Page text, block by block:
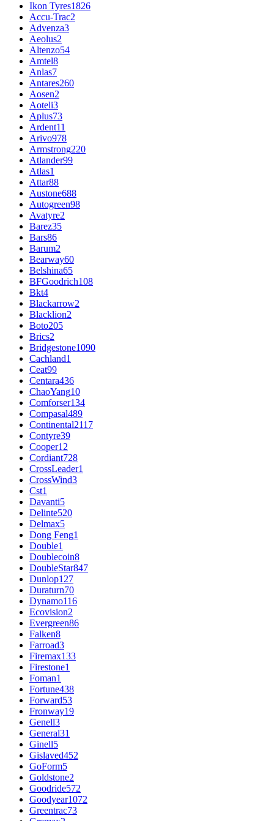
Ikon Tyres1826
Accu-Trac2
Advenza3
Aeolus2
Altenzo54
Amtel8
Anlas7
Antares260
Aosen2
Aoteli3
Aplus73
Ardent11
Arivo978
Armstrong220
Atlander99
Atlas1
Attar88
Austone688
Autogreen98
Avatyre2
Barez35
Bars86
Barum2
Bearway60
Belshina65
BFGoodrich108
Bkt4
Blackarrow2
Blacklion2
Boto205
Brics2
Bridgestone1090
Cachland1
Ceat99
Centara436
ChaoYang10
Comforser134
Compasal489
Continental2117
Contyre39
Cooper12
Cordiant728
CrossLeader1
CrossWind3
Cst1
Davanti5
Delinte520
Delmax5
Dong Feng1
Double1
Doublecoin8
DoubleStar847
Dunlop127
Duraturn70
Dynamo116
Ecovision2
Evergreen86
Falken8
Farroad3
Firemax133
Firestone1
Foman1
Fortune438
Forward53
Fronway19
Genell3
General31
Ginell5
Gislaved452
GoForm5
Goldstone2
Goodride572
Goodyear1072
Greentrac73